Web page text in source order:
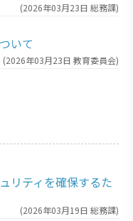
(2026年03月23日 総務課)
いて
(2026年03月23日 教育委員会)
リティを確保するた
(2026年03月19日 総務課)